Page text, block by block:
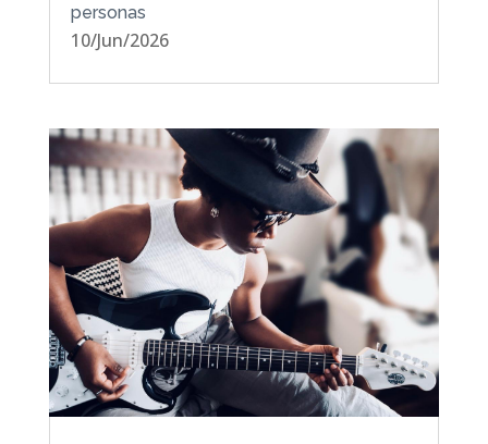
personas
10/Jun/2026